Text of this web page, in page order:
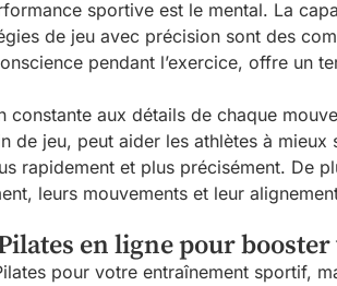
sportive est le mental. La
de jeu avec précision sont des
pendant l’exercice, offre un
constante aux détails de chaque
de jeu, peut aider les athlètes à
rapidement et plus précisément. De
leurs mouvements et leur
en ligne pour
pour votre entraînement sportif,